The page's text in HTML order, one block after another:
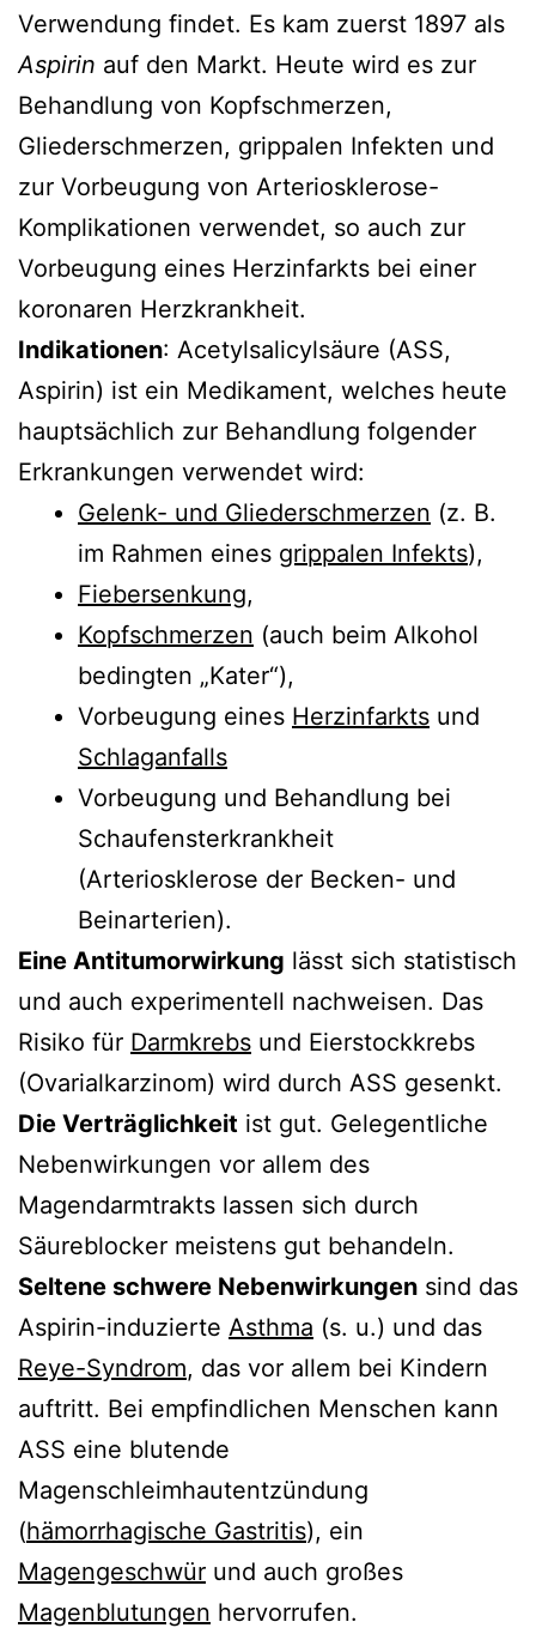
Verwendung findet. Es kam zuerst 1897 als
Aspirin auf den Markt. Heute wird es zur
Behandlung von Kopfschmerzen,
Gliederschmerzen, grippalen Infekten und
zur Vorbeugung von Arteriosklerose-
Komplikationen verwendet, so auch zur
Vorbeugung eines Herzinfarkts bei einer
koronaren Herzkrankheit.
Indikationen: Acetylsalicylsäure (ASS,
Aspirin) ist ein Medikament, welches heute
hauptsächlich zur Behandlung folgender
Erkrankungen verwendet wird:
Gelenk- und Gliederschmerzen (z. B.
im Rahmen eines grippalen Infekts),
Fiebersenkung,
Kopfschmerzen (auch beim Alkohol
bedingten „Kater“),
Vorbeugung eines Herzinfarkts und
Schlaganfalls
Vorbeugung und Behandlung bei
Schaufensterkrankheit
(Arteriosklerose der Becken- und
Beinarterien).
Eine Antitumorwirkung lässt sich statistisch
und auch experimentell nachweisen. Das
Risiko für Darmkrebs und Eierstockkrebs
(Ovarialkarzinom) wird durch ASS gesenkt.
Die Verträglichkeit ist gut. Gelegentliche
Nebenwirkungen vor allem des
Magendarmtrakts lassen sich durch
Säureblocker meistens gut behandeln.
Seltene schwere Nebenwirkungen sind das
Aspirin-induzierte Asthma (s. u.) und das
Reye-Syndrom, das vor allem bei Kindern
auftritt. Bei empfindlichen Menschen kann
ASS eine blutende
Magenschleimhautentzündung
(hämorrhagische Gastritis), ein
Magengeschwür und auch großes
Magenblutungen hervorrufen.